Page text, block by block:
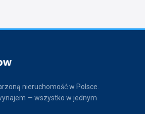
nieruchomość w Polsce.
— wszystko w jednym